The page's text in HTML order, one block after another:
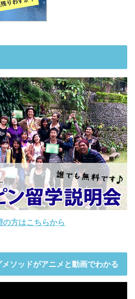
方はこちらから
ソッドがアニメと動画でわかる